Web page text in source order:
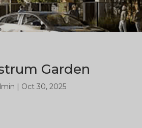
Garden
| Oct 30, 2025